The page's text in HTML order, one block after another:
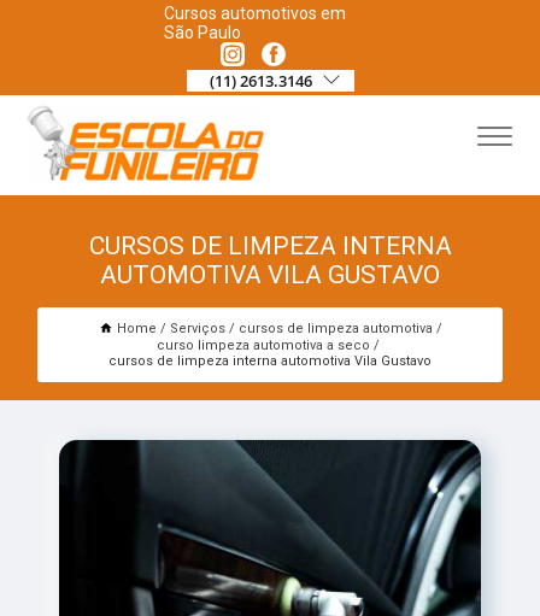
Cursos automotivos em
São Paulo
(11) 2613.3146
CURSOS DE LIMPEZA INTERNA
AUTOMOTIVA VILA GUSTAVO
Home Serviços
cursos de limpeza automotiva
curso limpeza automotiva a seco
cursos de limpeza interna automotiva Vila Gustavo